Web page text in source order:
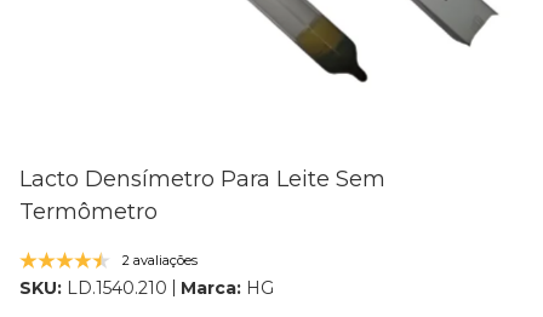
Lacto Densímetro Para Leite Sem
Termômetro
2 avaliações
SKU: LD.1540.210 Marca: HG